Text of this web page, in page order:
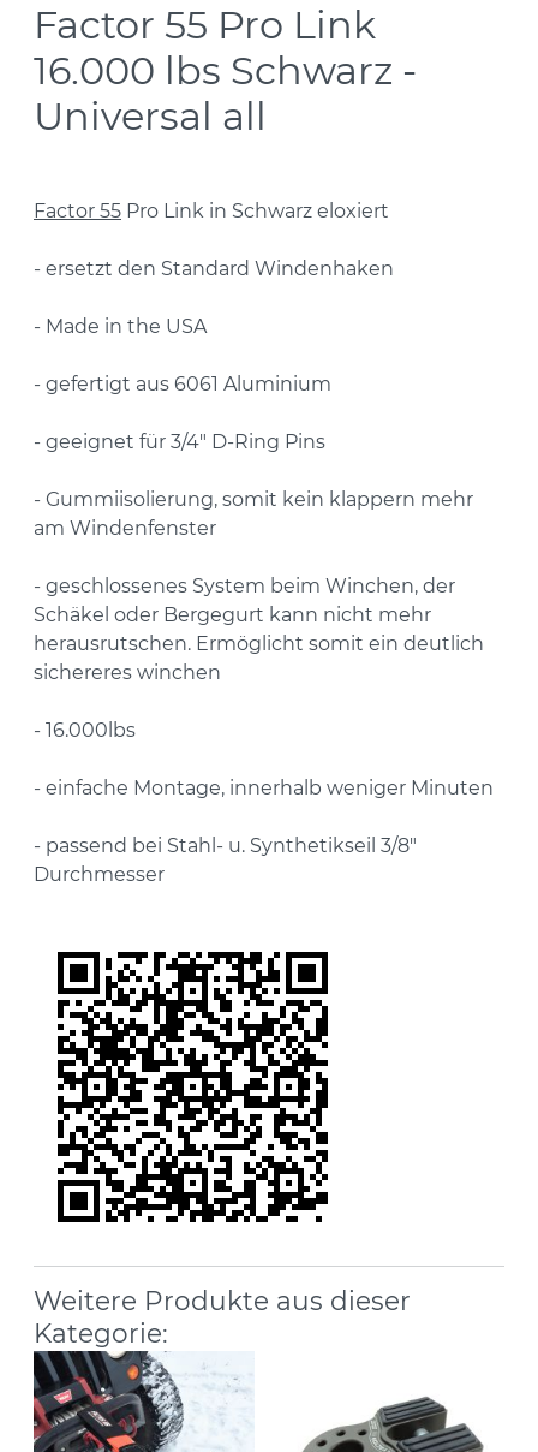
Factor 55 Pro Link
16.000 lbs Schwarz -
Universal all
Factor 55 Pro Link in Schwarz eloxiert
- ersetzt den Standard Windenhaken
- Made in the USA
- gefertigt aus 6061 Aluminium
- geeignet für 3/4" D-Ring Pins
- Gummiisolierung, somit kein klappern mehr
am Windenfenster
- geschlossenes System beim Winchen, der
Schäkel oder Bergegurt kann nicht mehr
herausrutschen. Ermöglicht somit ein deutlich
sichereres winchen
- 16.000lbs
- einfache Montage, innerhalb weniger Minuten
- passend bei Stahl- u. Synthetikseil 3/8"
Durchmesser
Weitere Produkte aus dieser
Kategorie: